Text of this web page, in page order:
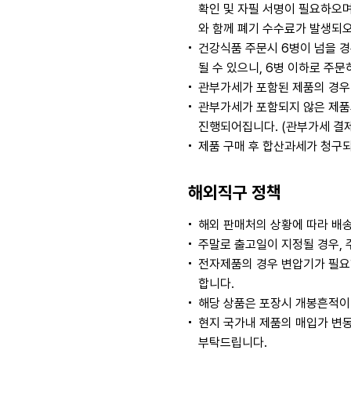
확인 및 자필 서명이 필요하오
와 함께 폐기 수수료가 발생되
건강식품 주문시 6병이 넘을
될 수 있으니, 6병 이하로 주문
관부가세가 포함된 제품의 경
관부가세가 포함되지 않은 제
진행되어집니다. (관부가세 결
제품 구매 후 합산과세가 청구
해외직구 정책
해외 판매처의 상황에 따라 배
주말로 출고일이 지정될 경우,
전자제품의 경우 변압기가 필
합니다.
해당 상품은 포장시 개봉흔적
현지 국가내 제품의 매입가 변
부탁드립니다.